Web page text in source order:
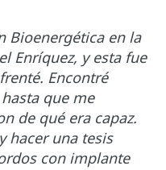
Bioenergética en la
Enríquez, y esta fue
Encontré
que me
de qué era capaz.
hacer una tesis
con implante